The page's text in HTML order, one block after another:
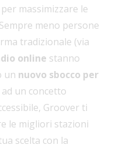
massimizzare le
meno persone
tradizionale (via
online stanno
un nuovo sbocco per
ad un concetto
Groover ti
le migliori stazioni
scelta con la